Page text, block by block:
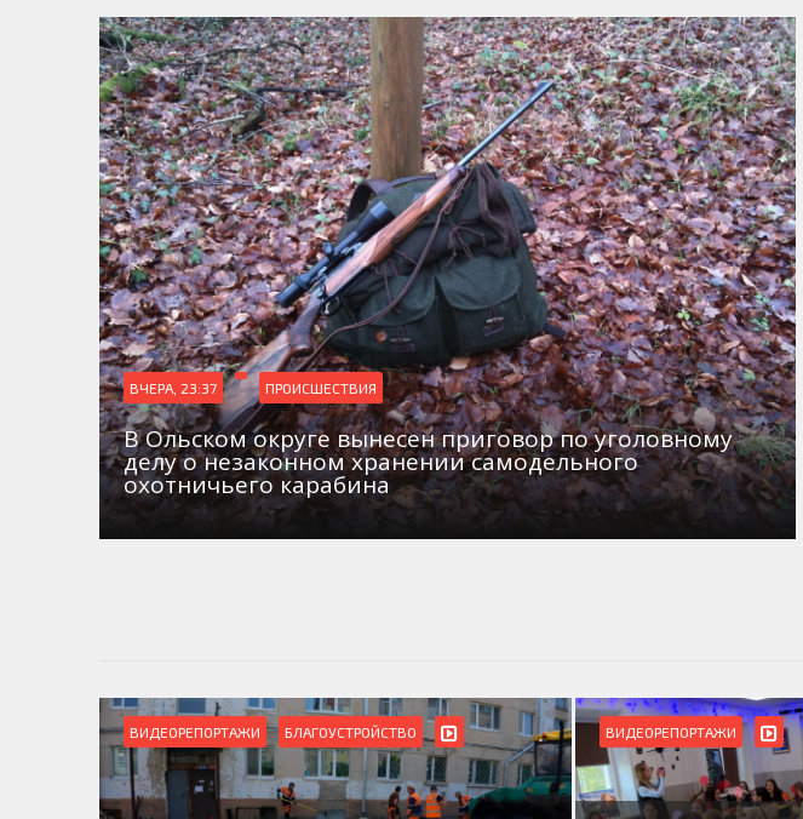
ВЧЕРА, 23:37 ПРОИСШЕСТВИЯ
В Ольском округе вынесен приговор по уголовному
делу о незаконном хранении самодельного
охотничьего карабина
ВИДЕОРЕПОРТАЖИ БЛАГОУСТРОЙСТВО ВИДЕОРЕПОРТАЖИ